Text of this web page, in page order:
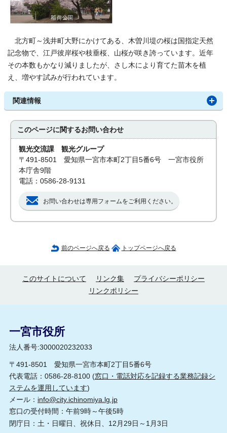
北方町～浅井町大野にかけてある、木曽川堤の桜は国指定天然
記念物で、江戸彼岸桜や枝垂桜、山桜が咲き誇っています。近年
その本数もかなり減りましたが、さし木により育てた苗木を植
え、増やす試みが行われています。
関連情報
このページに関するお問い合わせ
観光交流課 観光グループ
〒491-8501 愛知県一宮市本町2丁目5番6号 一宮市役所
本庁舎9階
電話：0586-28-9131
お問い合わせは専用フォームをご利用ください。
前のページへ戻る トップページへ戻る
このサイトについて リンク集
プライバシーポリシー
リンクポリシー
一宮市役所
法人番号:3000020232033
〒491-8501 愛知県一宮市本町2丁目5番6号
代表電話：0586-28-8100 (窓口・電話対応を記録する業務記録シ
ステムを運用しています)
メール： info@city.ichinomiya.lg.jp
窓口の受付時間：午前9時～午後5時
閉庁日：土・日曜日、祝休日、12月29日～1月3日